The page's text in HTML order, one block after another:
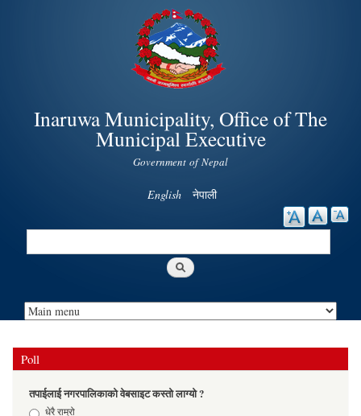
Skip to
main
content
Inaruwa Municipality, Office of The
Municipal Executive
Government of Nepal
English नेपाली
Search
Poll
तपाईलाई नगरपालिकाको वेबसाइट कस्तो लाग्यो ?
Choicesधेरै राम्रो